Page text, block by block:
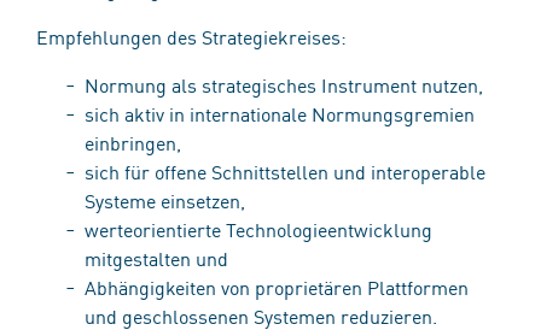
Empfehlungen des Strategiekreises:
Normung als strategisches Instrument nutzen,
sich aktiv in internationale Normungsgremien
einbringen,
sich für offene Schnittstellen und interoperable
Systeme einsetzen,
werteorientierte Technologieentwicklung
mitgestalten und
Abhängigkeiten von proprietären Plattformen
und geschlossenen Systemen reduzieren.